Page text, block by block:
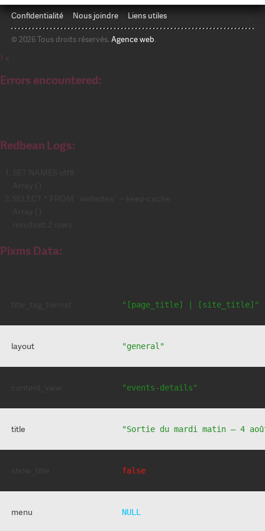
Confidentialité Nous joindre Liens utiles
© 2026 Tous droits réservés. Agence web.
1
Errors encountered:
Redbean Logs:
Pixms Data:
"[page_title] | [site_title]"
layout "general"
"events-details"
title "Sortie du mardi matin – 4
false
menu NULL